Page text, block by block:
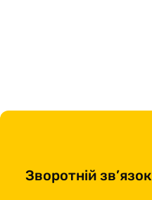
Зворотній зв’язок